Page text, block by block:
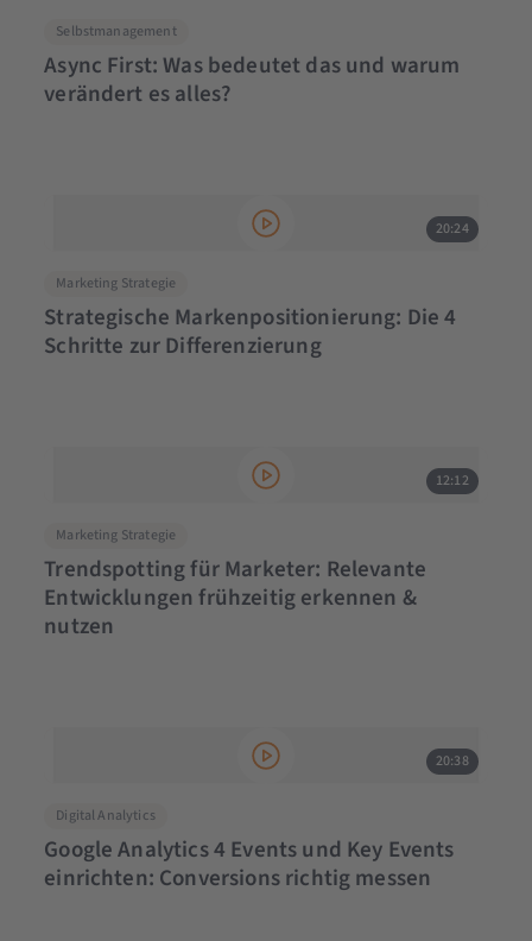
Selbstmanagement
Async First: Was bedeutet das und warum
verändert es alles?
20:24
Marketing Strategie
Strategische Markenpositionierung: Die 4
Schritte zur Differenzierung
12:12
Marketing Strategie
Trendspotting für Marketer: Relevante
Entwicklungen frühzeitig erkennen &
nutzen
20:38
Digital Analytics
Google Analytics 4 Events und Key Events
einrichten: Conversions richtig messen